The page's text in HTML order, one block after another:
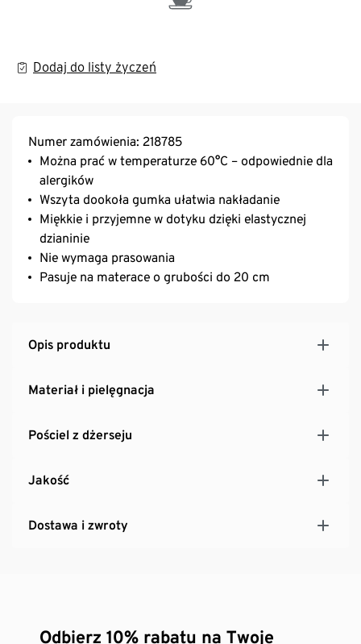
Dodaj do listy życzeń
Numer zamówienia: 218785
Można prać w temperaturze 60°C – odpowiednie dla
alergików
Wszyta dookoła gumka ułatwia nakładanie
Miękkie i przyjemne w dotyku dzięki elastycznej
dzianinie
Nie wymaga prasowania
Pasuje na materace o grubości do 20 cm
Opis produktu
Materiał i pielęgnacja
Pościel z dżerseju
Jakość
Dostawa i zwroty
Odbierz 10% rabatu na Twoje